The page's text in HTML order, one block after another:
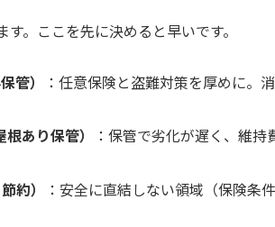
。ここを先に決めると早いです。
管）
：任意保険と盗難対策を厚めに。
あり保管）
：保管で劣化が遅く、維
約）
：安全に直結しない領域（保険条